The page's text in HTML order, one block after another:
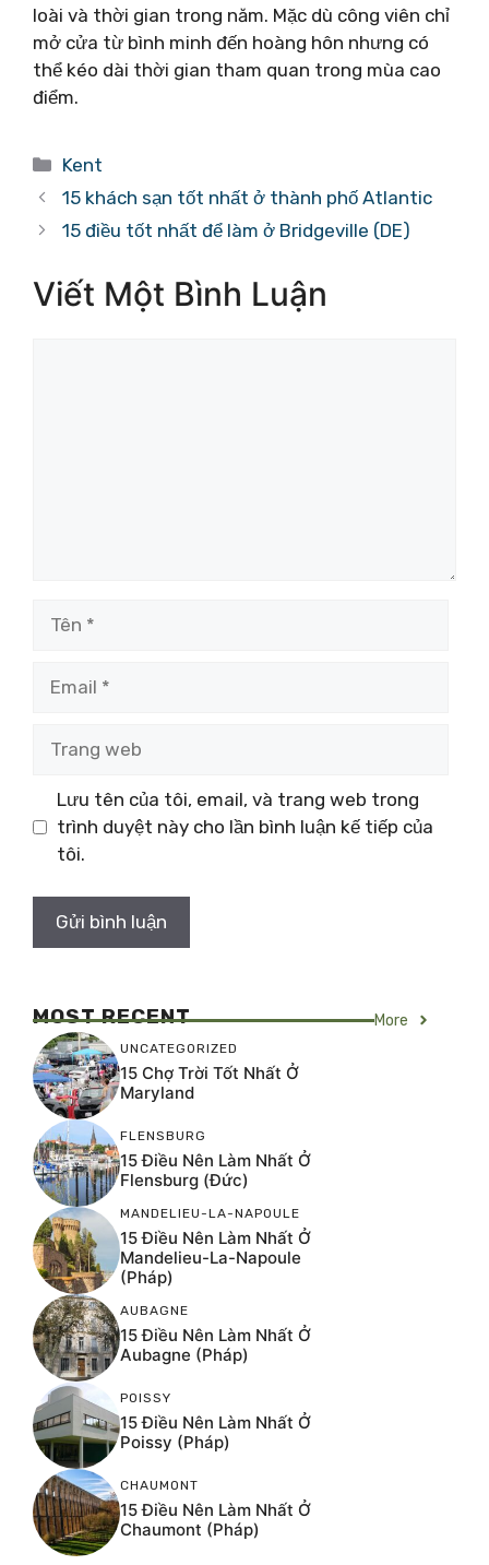
loài và thời gian trong năm. Mặc dù công viên chỉ
mở cửa từ bình minh đến hoàng hôn nhưng có
thể kéo dài thời gian tham quan trong mùa cao
điểm.
Danh
mục
Kent
15 khách sạn tốt nhất ở thành phố Atlantic
15 điều tốt nhất để làm ở Bridgeville (DE)
Viết Một Bình Luận
Lưu tên của tôi, email, và trang web trong
trình duyệt này cho lần bình luận kế tiếp của
tôi.
MOST RECENT More
UNCATEGORIZED
15 Chợ Trời Tốt Nhất Ở
Maryland
FLENSBURG
15 Điều Nên Làm Nhất Ở
Flensburg (Đức)
MANDELIEU-LA-NAPOULE
15 Điều Nên Làm Nhất Ở
Mandelieu-La-Napoule
(Pháp)
AUBAGNE
15 Điều Nên Làm Nhất Ở
Aubagne (Pháp)
POISSY
15 Điều Nên Làm Nhất Ở
Poissy (Pháp)
CHAUMONT
15 Điều Nên Làm Nhất Ở
Chaumont (Pháp)